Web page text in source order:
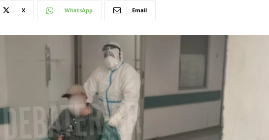
X WhatsApp Email